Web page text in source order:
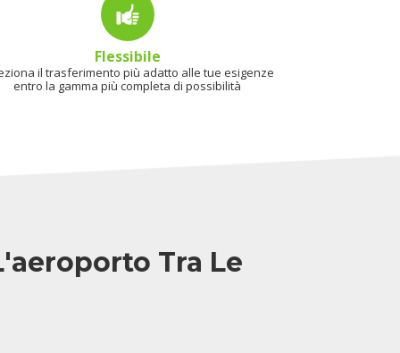
Flessibile
il trasferimento più adatto alle tue esigenze
entro la gamma più completa di possibilità
Tra Le